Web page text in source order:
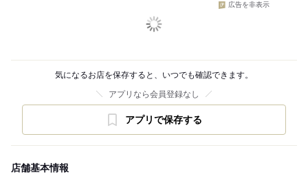
広告を非表示
気になるお店を保存すると、いつでも確認できます。
アプリなら会員登録なし
アプリで保存する
店舗基本情報